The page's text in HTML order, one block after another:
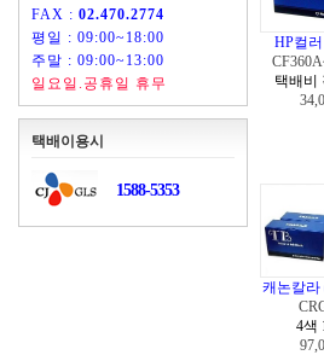
FAX : 02.470.2774
평일 : 09:00~18:00
주말 : 09:00~13:00
일요일.공휴일 휴무
택배이용시
1588-5353
HP컬
택배비
캐논칼라
4색